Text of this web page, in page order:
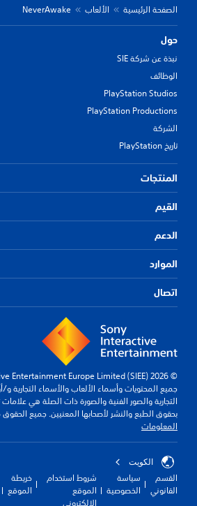
الصفحة الرئيسية الألعاب NeverAwake
حول
نبذة عن شركة SIE
الوظائف
PlayStation Studios
PlayStation Productions
الشركة
تاريخ PlayStation
المنتجات
القيم
الدعم
الموارد
اتصال
© 2026 Sony Interactive Entertainment Europe Limited (SIEE)
جميع المحتويات وأسماء الألعاب والأسماء التجارية و/
التجارية والصور الفنية والصورة ذات الصلة هي
بحقوق الطبع والنشر لأصحابها المعنيين. جميع
المعلومات
الكويت‎
القسم
القانوني
سياسة
الخصوصية
شروط استخدام
الموقع
الإلكتروني
خريطة
الموقع